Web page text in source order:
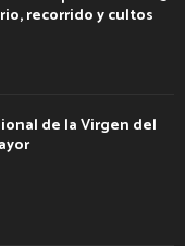
recorrido y cultos
de la Virgen del